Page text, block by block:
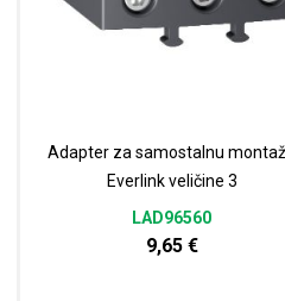
Adapter za samostalnu
Everlink veličine 3
LAD96560
9,65 €